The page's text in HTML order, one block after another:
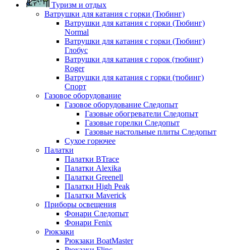
Туризм и отдых
Ватрушки для катания с горки (Тюбинг)
Ватрушки для катания с горки (Тюбинг)
Normal
Ватрушки для катания с горки (Тюбинг)
Глобус
Ватрушки для катания с горок (тюбинг)
Roger
Ватрушки для катания с горки (тюбинг)
Спорт
Газовое оборудование
Газовое оборудование Следопыт
Газовые обогреватели Следопыт
Газовые горелки Следопыт
Газовые настольные плиты Следопыт
Сухое горючее
Палатки
Палатки BTrace
Палатки Alexika
Палатки Greenell
Палатки High Peak
Палатки Maverick
Приборы освещения
Фонари Следопыт
Фонари Fenix
Рюкзаки
Рюкзаки BoatMaster